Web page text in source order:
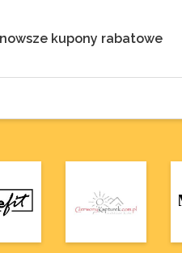
kupony rabatowe